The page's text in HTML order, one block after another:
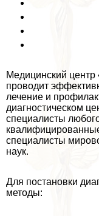
Медицинский центр
проводит
лечение и
диагностическом
специалисты
специалисты
наук.
Для постановки
методы: